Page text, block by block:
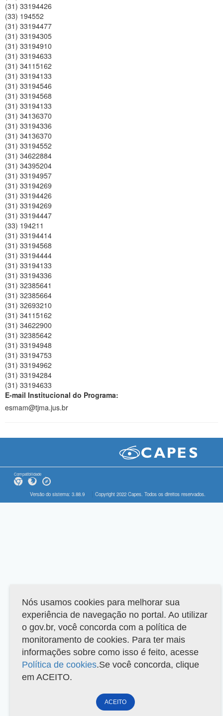
(31) 33194426
(33) 194552
(31) 33194477
(31) 33194305
(31) 33194910
(31) 33194633
(31) 34115162
(31) 33194133
(31) 33194546
(31) 33194568
(31) 33194133
(31) 34136370
(31) 33194336
(31) 34136370
(31) 33194552
(31) 34622884
(31) 34395204
(31) 33194957
(31) 33194269
(31) 33194426
(31) 33194269
(31) 33194447
(33) 194211
(31) 33194414
(31) 33194568
(31) 33194444
(31) 33194133
(31) 33194336
(31) 32385641
(31) 32385664
(31) 32693210
(31) 34115162
(31) 34622900
(31) 32385642
(31) 33194948
(31) 33194753
(31) 33194962
(31) 33194284
(31) 33194633
E-mail Institucional do Programa:
esmam@tjma.jus.br
Compatibilidade
Versão do sistema: 3.88.9 Copyright 2022 Capes. Todos os direitos reservados.
Nós usamos cookies para melhorar sua
experiência de navegação no portal. Ao utilizar
o gov.br, você concorda com a política de
monitoramento de cookies. Para ter mais
informações sobre como isso é feito, acesse
Política de cookies.Se você concorda, clique
em ACEITO.
ACEITO